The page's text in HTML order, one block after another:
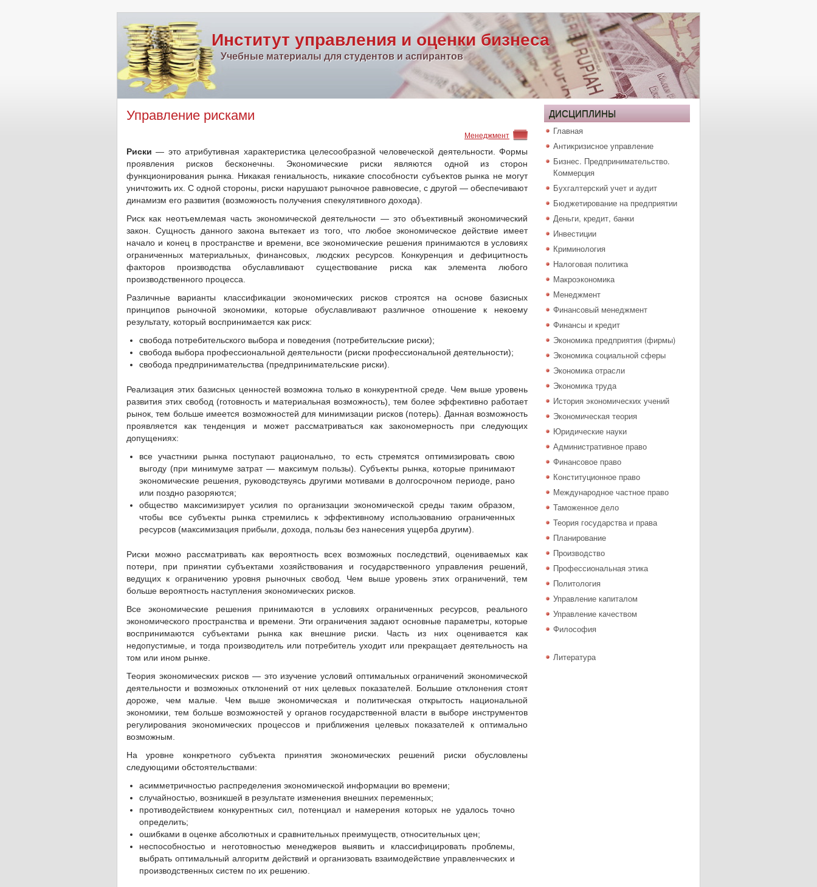
Институт управления и оценки бизнеса
Учебные материалы для студентов и аспирантов
Управление рисками
Менеджмент
Риски — это атрибутивная характеристика целесообразной человеческой деятельности. Формы
проявления рисков бесконечны. Экономические риски являются одной из сторон
функционирования рынка. Никакая гениальность, никакие способности субъектов рынка не могут
уничтожить их. С одной стороны, риски нарушают рыночное равновесие, с другой — обеспечивают
динамизм его развития (возможность получения спекулятивного дохода).
Риск как неотъемлемая часть экономической деятельности — это объективный экономический
закон. Сущность данного закона вытекает из того, что любое экономическое действие имеет
начало и конец в пространстве и времени, все экономические решения принимаются в условиях
ограниченных материальных, финансовых, людских ресурсов. Конкуренция и дефицитность
факторов производства обуславливают существование риска как элемента любого
производственного процесса.
Различные варианты классификации экономических рисков строятся на основе базисных
принципов рыночной экономики, которые обуславливают различное отношение к некоему
результату, который воспринимается как риск:
свобода потребительского выбора и поведения (потребительские риски);
свобода выбора профессиональной деятельности (риски профессиональной деятельности);
свобода предпринимательства (предпринимательские риски).
Реализация этих базисных ценностей возможна только в конкурентной среде. Чем выше уровень
развития этих свобод (готовность и материальная возможность), тем более эффективно работает
рынок, тем больше имеется возможностей для минимизации рисков (потерь). Данная возможность
проявляется как тенденция и может рассматриваться как закономерность при следующих
допущениях:
все участники рынка поступают рационально, то есть стремятся оптимизировать свою
выгоду (при минимуме затрат — максимум пользы). Субъекты рынка, которые принимают
экономические решения, руководствуясь другими мотивами в долгосрочном периоде, рано
или поздно разоряются;
общество максимизирует усилия по организации экономической среды таким образом,
чтобы все субъекты рынка стремились к эффективному использованию ограниченных
ресурсов (максимизация прибыли, дохода, пользы без нанесения ущерба другим).
Риски можно рассматривать как вероятность всех возможных последствий, оцениваемых как
потери, при принятии субъектами хозяйствования и государственного управления решений,
ведущих к ограничению уровня рыночных свобод. Чем выше уровень этих ограничений, тем
больше вероятность наступления экономических рисков.
Все экономические решения принимаются в условиях ограниченных ресурсов, реального
экономического пространства и времени. Эти ограничения задают основные параметры, которые
воспринимаются субъектами рынка как внешние риски. Часть из них оценивается как
недопустимые, и тогда производитель или потребитель уходит или прекращает деятельность на
том или ином рынке.
Теория экономических рисков — это изучение условий оптимальных ограничений экономической
деятельности и возможных отклонений от них целевых показателей. Большие отклонения стоят
дороже, чем малые. Чем выше экономическая и политическая открытость национальной
экономики, тем больше возможностей у органов государственной власти в выборе инструментов
регулирования экономических процессов и приближения целевых показателей к оптимально
возможным.
На уровне конкретного субъекта принятия экономических решений риски обусловлены
следующими обстоятельствами:
асимметричностью распределения экономической информации во времени;
случайностью, возникшей в результате изменения внешних переменных;
противодействием конкурентных сил, потенциал и намерения которых не удалось точно
определить;
ошибками в оценке абсолютных и сравнительных преимуществ, относительных цен;
неспособностью и неготовностью менеджеров выявить и классифицировать проблемы,
выбрать оптимальный алгоритм действий и организовать взаимодействие управленческих и
производственных систем по их решению.
ДИСЦИПЛИНЫ
Главная
Антикризисное управление
Бизнес. Предпринимательство.
Коммерция
Бухгалтерский учет и аудит
Бюджетирование на предприятии
Деньги, кредит, банки
Инвестиции
Криминология
Налоговая политика
Макроэкономика
Менеджмент
Финансовый менеджмент
Финансы и кредит
Экономика предприятия (фирмы)
Экономика социальной сферы
Экономика отрасли
Экономика труда
История экономических учений
Экономическая теория
Юридические науки
Административное право
Финансовое право
Конституционное право
Международное частное право
Таможенное дело
Теория государства и права
Планирование
Производство
Профессиональная этика
Политология
Управление капиталом
Управление качеством
Философия
Литература